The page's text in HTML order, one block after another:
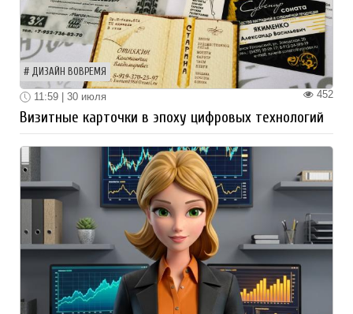
ДИЗАЙН ВОВРЕМЯ
452
11:59 | 30 июля
Визитные карточки в эпоху цифровых технологий